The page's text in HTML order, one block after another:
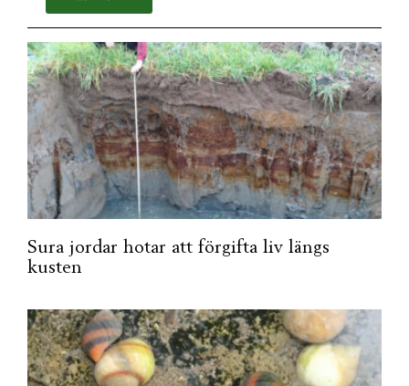
Sura jordar hotar att förgifta liv längs
kusten